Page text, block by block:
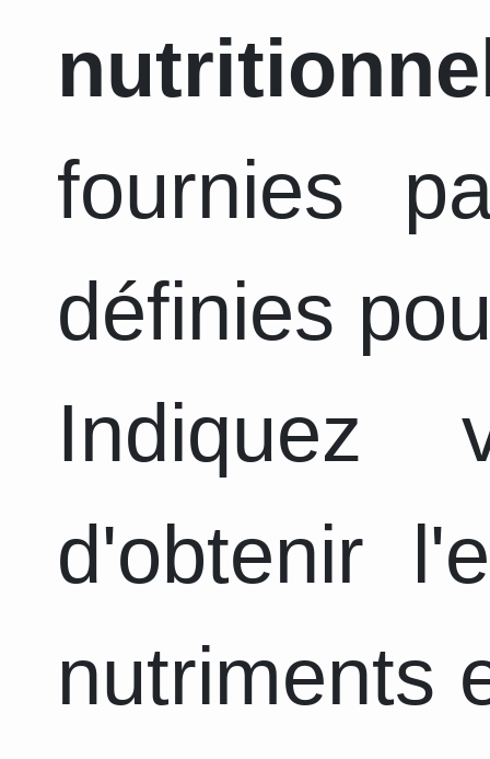
fournies
définies
d'obtenir
nutriments